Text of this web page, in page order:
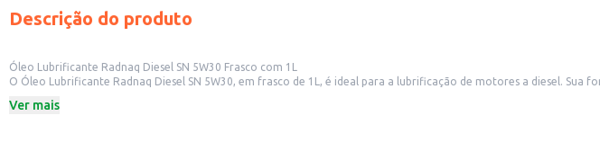
Descrição do produto
Óleo Lubrificante Radnaq Diesel SN 5W30 Frasco com 1L
O Óleo Lubrificante Radnaq Diesel SN 5W30, em frasco de 1L, é ideal para a lubrificação de motores a diesel.
Lubrificação de motores a diesel.
Ver mais